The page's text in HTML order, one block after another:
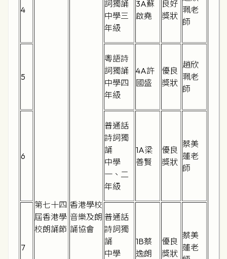
第七十四
屆香港學
校朗誦節
香港學校
音樂及朗
誦協會
4
詞獨誦
中學三
年級
3A蘇
啟堯
良好
獎狀
珮老
師
5
粵語詩
詞獨誦
中學四
年級
4A許
國盛
優良
獎狀
趙欣
珮老
師
6
普通話
詩詞獨
誦
中學
一、二
年級
1A梁
善賢
優良
獎狀
蔡美
蓮老
師
7
普通話
詩詞獨
誦
中學
1B蔡
逸朗
優良
獎狀
蔡美
蓮老